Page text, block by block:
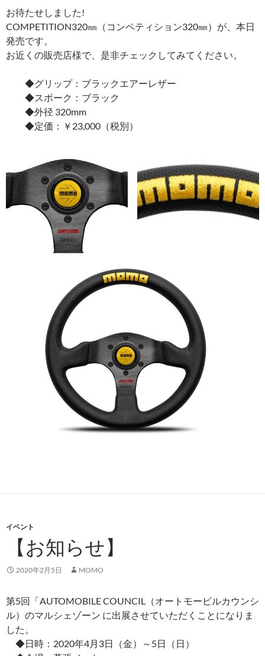
お待たせしました!
COMPETITION320㎜（ コンペティション320㎜）が、本日
発売です。
お近くの販売店様で、是非チェックしてみてください。
◆グリップ：ブラックエアーレザー
◆スポーク：ブラック
◆外径 320mm
◆定価：￥23,000（税別）
イベント
【お知らせ】
2020年2月5日 MOMO
第5回「AUTOMOBILE COUNCIL（オートモービルカウンシ
ル）のマルシェゾーン に出展させていただくことになりま
した。
◆日時：2020年4月3日（金）～5日（日）